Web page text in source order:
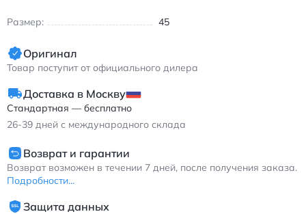
Размер: 45
Оригинал
Товар поступит от официального дилера
Доставка в Москву
Стандартная — бесплатно
26-39 дней с международного склада
Возврат и гарантии
Возврат возможен в течении 7 дней, после получения заказа.
Подробности...
Защита данных